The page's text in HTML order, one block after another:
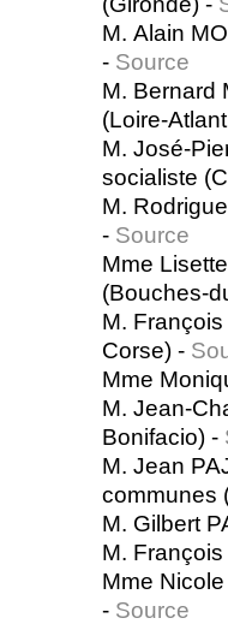
M. Alain
- Source
M. Bernard
(Loire-
M. José-
socialiste
M.
- Source
Mme
(Bouches-
M.
Corse) -
Mme
M. Jean-
Bonifacio) -
M. Jean
communes
M. Gilbert
M.
Mme
- Source